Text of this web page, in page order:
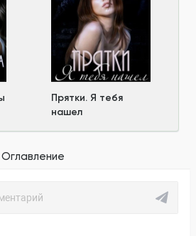
Прятки. Я тебя
нашел
Оглавление